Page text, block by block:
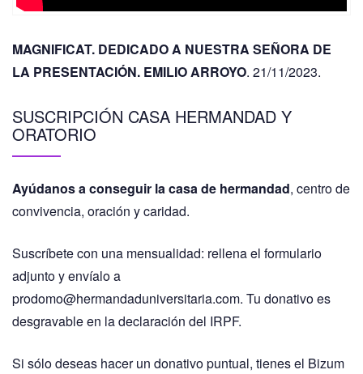
MAGNIFICAT. DEDICADO A NUESTRA SEÑORA DE
LA PRESENTACIÓN. EMILIO ARROYO. 21/11/2023.
SUSCRIPCIÓN CASA HERMANDAD Y
ORATORIO
Ayúdanos a conseguir la casa de hermandad, centro de
convivencia, oración y caridad.
Suscríbete con una mensualidad: rellena el formulario
adjunto y envíalo a
prodomo@hermandaduniversitaria.com. Tu donativo es
desgravable en la declaración del IRPF.
Si sólo deseas hacer un donativo puntual, tienes el Bizum